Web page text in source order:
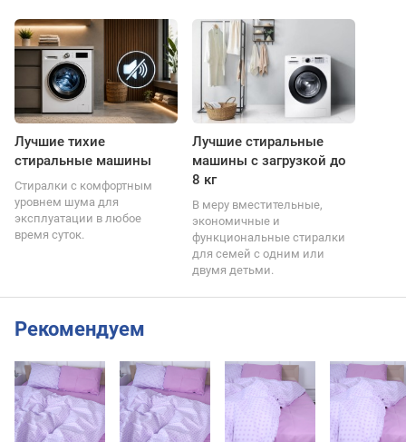
Лучшие тихие
стиральные машины
Стиралки с комфортным
уровнем шума для
эксплуатации в любое
время суток.
Лучшие стиральные
машины с загрузкой до
8 кг
В меру вместительные,
экономичные и
функциональные стиралки
для семей с одним или
двумя детьми.
Рекомендуем